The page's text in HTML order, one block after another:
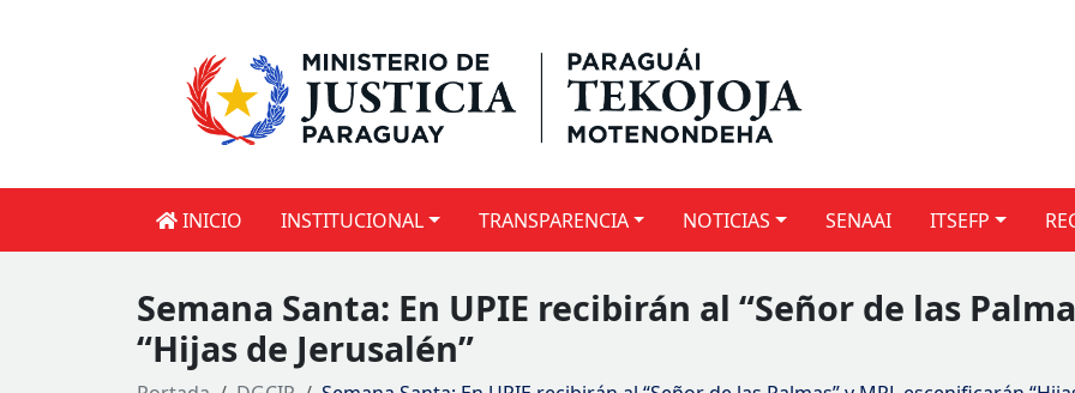
INICIO INSTITUCIONAL TRANSPARENCIA NOTICIAS SENAAI ITSEFP
Semana Santa: En UPIE recibirán al “Señor de las
“Hijas de Jerusalén”